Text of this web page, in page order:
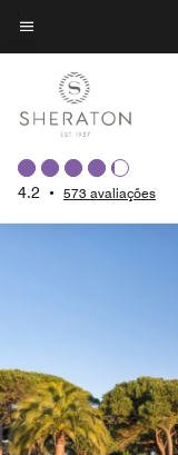
Skip
to
content
Texto do menu
4.2 • 573 avaliações